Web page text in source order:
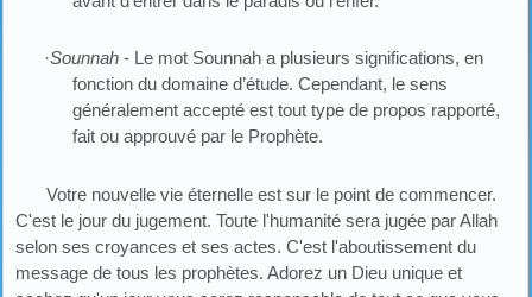
·Sounnah - Le mot Sounnah a plusieurs significations, en
fonction du domaine d’étude. Cependant, le sens
généralement accepté est tout type de propos rapporté,
fait ou approuvé par le Prophète.
Votre nouvelle vie éternelle est sur le point de commencer.
C'est le jour du jugement. Toute l'humanité sera jugée par Allah
selon ses croyances et ses actes. C'est l'aboutissement du
message de tous les prophètes. Adorez un Dieu unique et